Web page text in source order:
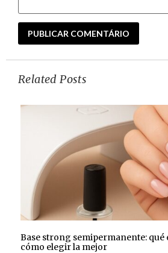
Related Posts
Base strong semipermanente: qué
cómo elegir la mejor